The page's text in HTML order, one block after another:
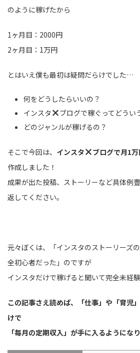
のように稼げたから
1ヶ月目：2000円
2ヶ月目：1万円
とはいえ僕も最初は疑問だらけでした…
何をどうしたらいいの？
インスタ
ブログで稼ぐってどうい
どのジャンルが稼げるの？
そこで今回は、 インスタ ブログで月1
作成しました！
成果が出た投稿、ストーリーなど具体例
返してください。
元々ぼくは、「インスタのストーリーズ
全初心者だった」のですが
インスタだけで稼げると聞いて完全未経
この記事さえ読めば、「仕事」や「育児
けで
「毎月の定期収入」が手に入るようにな